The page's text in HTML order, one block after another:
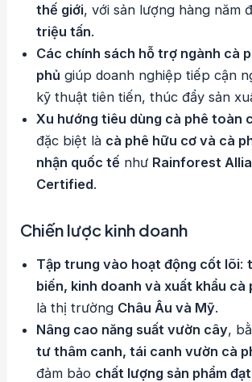
thế giới, với sản lượng hàng năm
triệu tấn.
Các chính sách hỗ trợ ngành cà
phủ giúp doanh nghiệp tiếp cận
kỹ thuật tiên tiến, thúc đẩy sản
Xu hướng tiêu dùng cà phê toàn
đặc biệt là cà phê hữu cơ và cà
nhận quốc tế như Rainforest
Certified.
Chiến lược kinh doanh
Tập trung vào hoạt động cốt lõi:
biến, kinh doanh và xuất khẩu cà
là thị trường Châu Âu và Mỹ.
Nâng cao năng suất vườn cây,
tư thâm canh, tái canh vườn cà
đảm bảo chất lượng sản phẩm